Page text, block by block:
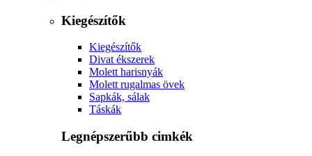
Kiegészítők
Kiegészítők
Divat ékszerek
Molett harisnyák
Molett rugalmas övek
Sapkák, sálak
Táskák
Legnépszerűbb cimkék